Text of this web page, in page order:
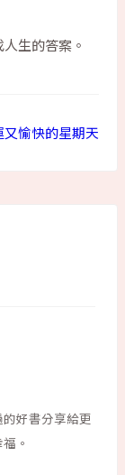
生的答案。
又愉快的星期天
好書分享給更
。